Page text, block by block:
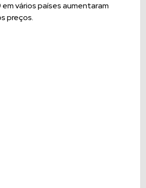
vários países aumentaram
preços.